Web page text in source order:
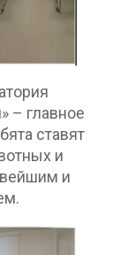
– главное
ставят
и
и